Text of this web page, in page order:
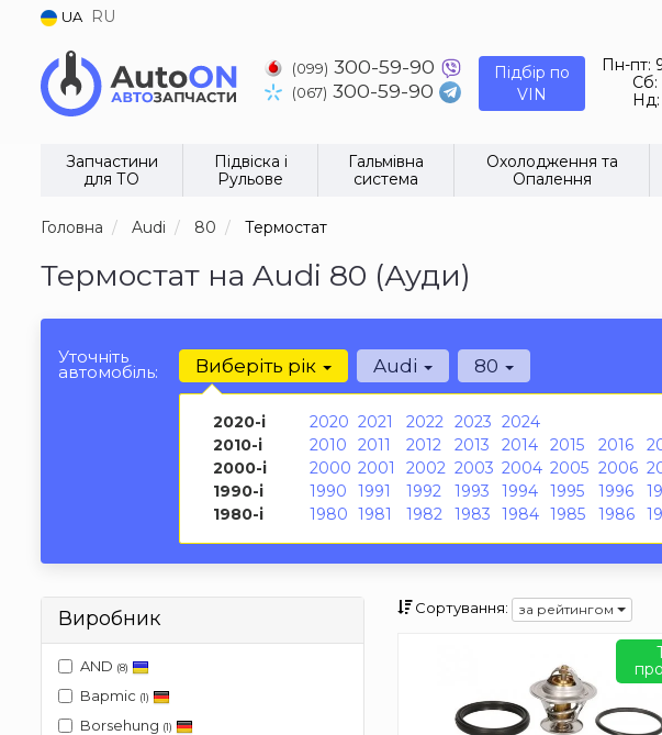
UA RU
(099) 300-59-90
(067) 300-59-90
Підбір по
VIN
Пн-пт:
Сб:
Нд:
Запчастини
для ТО
Підвіска і
Рульове
Гальмівна
система
Охолодження та
Опалення
Головна Audi 80 Термостат
Термостат на Audi 80 (Ауди)
Уточніть
автомобіль: Виберіть рік
2020-і 2020 2021 2022 2023 2024
2010-і
2010 2011 2012 2013 2014 2015 2016
2000-і
2000 2001 2002 2003 2004 2005 2006
1990-і
1990 1991 1992 1993 1994 1995 1996
1980-і
1980 1981 1982 1983 1984 1985 1986
Audi 80
Виробник
AND (8)
Bapmic (1)
Borsehung (1)
Сортування: за рейтингом